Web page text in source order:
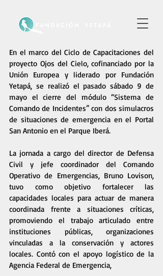
En el marco del Ciclo de Capacitaciones del
proyecto Ojos del Cielo, cofinanciado por la
Unión Europea y liderado por Fundación
Yetapá, se realizó el pasado sábado 9 de
mayo el cierre del módulo “Sistema de
Comando de Incidentes” con dos simulacros
de situaciones de emergencia en el Portal
San Antonio en el Parque Iberá.
La jornada a cargo del director de Defensa
Civil y jefe coordinador del Comando
Operativo de Emergencias, Bruno Lovison,
tuvo como objetivo fortalecer las
capacidades locales para actuar de manera
coordinada frente a situaciones críticas,
promoviendo el trabajo articulado entre
instituciones públicas, organizaciones
vinculadas a la conservación y actores
locales. Contó con el apoyo logístico de la
Agencia Federal de Emergencia,